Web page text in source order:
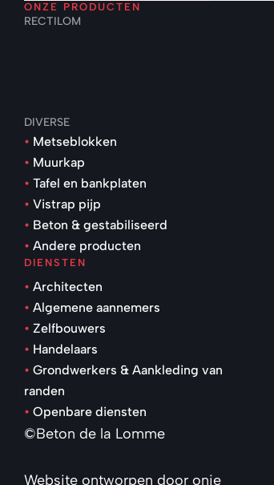
ONZE PRODUCTEN
RECTILOM
DIVERSE
Metseblokken
Muurkap
Tafel en bankplaten
Vistrap pijp
Beton & gestabiliseerd
Andere producten
DIENSTEN
Architecten
Algemene aannemers
Zelfbouwers
Handelaars
Grondwerkers & Aankleding van
randen
Openbare diensten
©Beton de la Lomme
Website ontworpen door onie